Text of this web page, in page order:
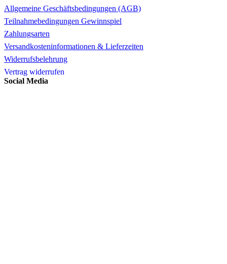
Allgemeine Geschäftsbedingungen (AGB)
Teilnahmebedingungen Gewinnspiel
Zahlungsarten
Versandkosteninformationen & Lieferzeiten
Widerrufsbelehrung
Vertrag widerrufen
Social Media